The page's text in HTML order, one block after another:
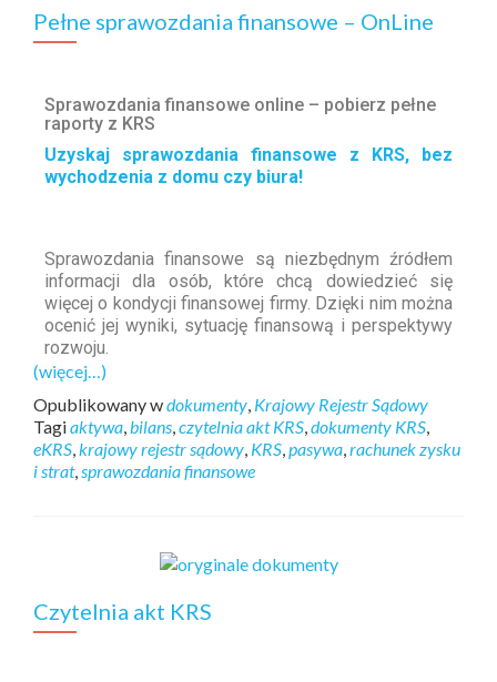
Pełne sprawozdania finansowe – OnLine
Sprawozdania finansowe online – pobierz pełne
raporty z KRS
Uzyskaj sprawozdania finansowe z KRS, bez
wychodzenia z domu czy biura!
Sprawozdania finansowe są niezbędnym źródłem
informacji dla osób, które chcą dowiedzieć się
więcej o kondycji finansowej firmy. Dzięki nim można
ocenić jej wyniki, sytuację finansową i perspektywy
rozwoju.
(więcej…)
Opublikowany wdokumenty, Krajowy Rejestr Sądowy
Tagiaktywa,bilans,czytelnia akt KRS,dokumenty KRS,
eKRS,krajowy rejestr sądowy, KRS,pasywa,rachunek zysku
i strat,sprawozdania finansowe
Czytelnia akt KRS